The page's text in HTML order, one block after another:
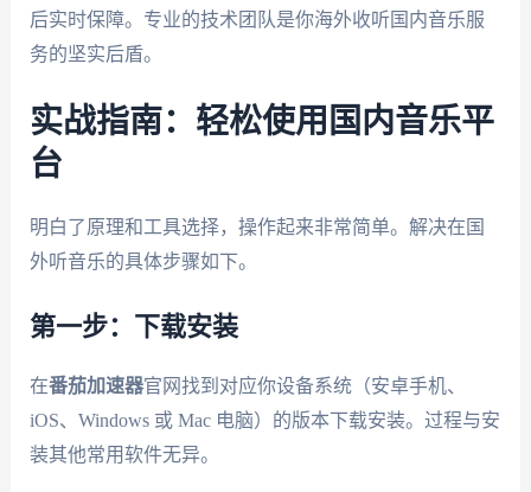
后实时保障。专业的技术团队是你海外收听国内音乐服
务的坚实后盾。
实战指南：轻松使用国内音乐平
台
明白了原理和工具选择，操作起来非常简单。解决在国
外听音乐的具体步骤如下。
第一步：下载安装
在番茄加速器官网找到对应你设备系统（安卓手机、
iOS、Windows 或 Mac 电脑）的版本下载安装。过程与安
装其他常用软件无异。